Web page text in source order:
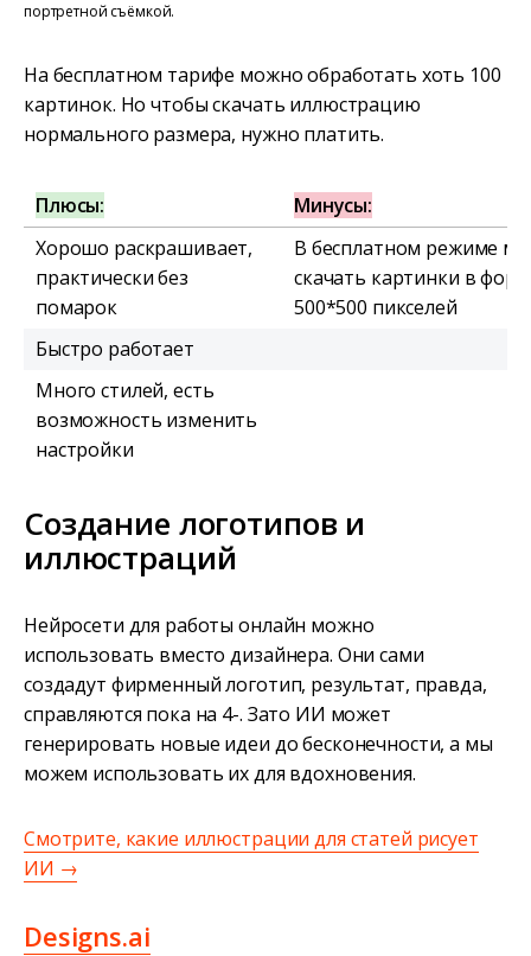
портретной съёмкой.
На бесплатном тарифе можно обработать хоть 100
картинок. Но чтобы скачать иллюстрацию
нормального размера, нужно платить.
Плюсы:
Минусы:
Хорошо раскрашивает,
практически без
помарок
В бесплатном режиме
скачать картинки в
500*500 пикселей
Быстро работает
Много стилей, есть
возможность изменить
настройки
Создание логотипов и
иллюстраций
Нейросети для работы онлайн можно
использовать вместо дизайнера. Они сами
создадут фирменный логотип, результат, правда,
справляются пока на 4-. Зато ИИ может
генерировать новые идеи до бесконечности, а мы
можем использовать их для вдохновения.
Смотрите, какие иллюстрации для статей рисует
ИИ →
Designs.ai